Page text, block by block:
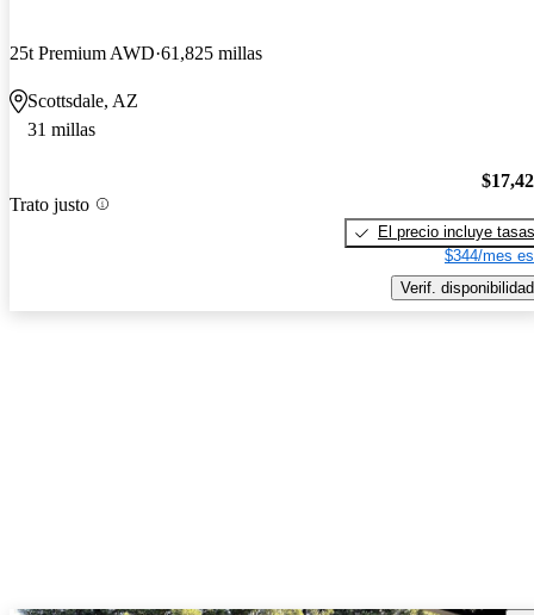
25t Premium AWD 61,825 millas
Scottsdale, AZ
31 millas
Trato justo
El precio incluye tasas
$344/mes
Verif. disponibilidad